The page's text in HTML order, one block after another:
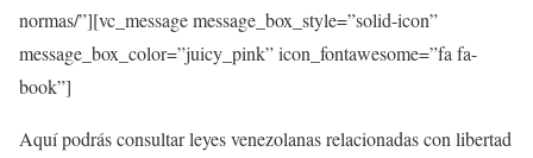
normas/”][vc_message message_box_style=”solid-icon”
message_box_color=”juicy_pink” icon_fontawesome=”fa fa-
book”]
Aquí podrás consultar leyes venezolanas relacionadas con libertad